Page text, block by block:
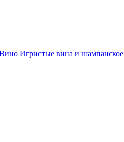
Игристые вина и шампанское